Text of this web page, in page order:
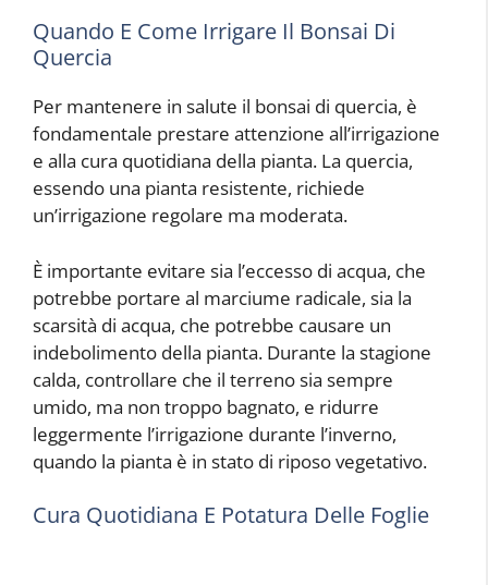
Quando E Come Irrigare Il Bonsai Di
Quercia
Per mantenere in salute il bonsai di quercia, è
fondamentale prestare attenzione all’irrigazione
e alla cura quotidiana della pianta. La quercia,
essendo una pianta resistente, richiede
un’irrigazione regolare ma moderata.
È importante evitare sia l’eccesso di acqua, che
potrebbe portare al marciume radicale, sia la
scarsità di acqua, che potrebbe causare un
indebolimento della pianta. Durante la stagione
calda, controllare che il terreno sia sempre
umido, ma non troppo bagnato, e ridurre
leggermente l’irrigazione durante l’inverno,
quando la pianta è in stato di riposo vegetativo.
Cura Quotidiana E Potatura Delle Foglie